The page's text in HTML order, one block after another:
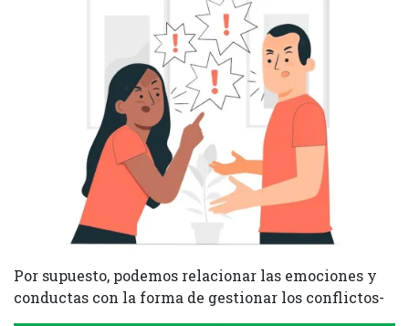
Por supuesto, podemos relacionar las emociones y
conductas con la forma de gestionar los conflictos-